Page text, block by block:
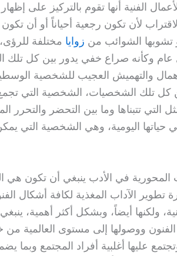
الفنية أنها تقوم بالتركيز على
لأن تكون رجعية أحياناً أو أن
تشوبها الشوائب من زوايا مختلفة
عام وكأنه صراع خفي يدور بين كل تلك
والتهميش العجيب للشخصية الوسطية
تلك الشخصيات، الشخصية التي تجمع
التي تتبناها وما بين التحضر والتحرر
حياتها اليومية، وهي الشخصية التي
في الأدب ينبغي أن تكون هي
تطوير الآداب المغذية لكافة أشكال
ولكنها أيضاً، وبشكل أكثر أهمية،
الفنون ووصولها إلى مستوى العالمية
عليها أغلبية أفراد المجتمع وبما